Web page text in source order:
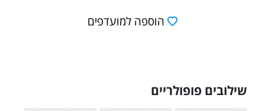
הוספה למועדפים
שילובים פופולריים